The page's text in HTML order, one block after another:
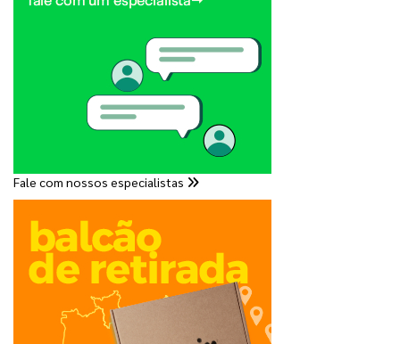
Fale com nossos especialistas